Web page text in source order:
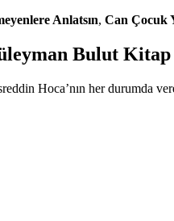
Anlatsın, Can Çocuk
Bulut
Hoca’nın her durumda